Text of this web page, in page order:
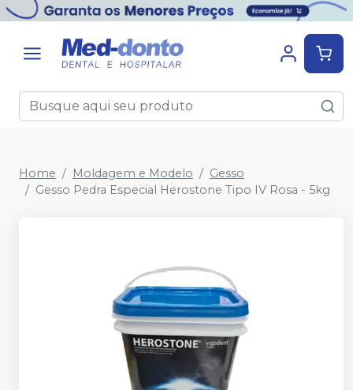
Home Moldagem e Modelo
Gesso
Gesso Pedra Especial Herostone Tipo IV Rosa - 5kg